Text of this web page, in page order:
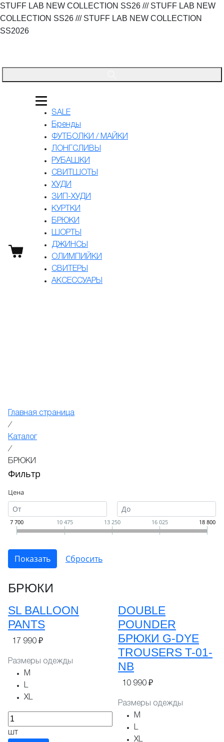
STUFF LAB NEW COLLECTION SS26 /// STUFF LAB NEW
COLLECTION SS26 /// STUFF LAB NEW COLLECTION
SS2026
SALE
Бренды
ФУТБОЛКИ / МАЙКИ
ЛОНГСЛИВЫ
РУБАШКИ
СВИТШОТЫ
ХУДИ
ЗИП-ХУДИ
КУРТКИ
БРЮКИ
ШОРТЫ
ДЖИНСЫ
ОЛИМПИЙКИ
СВИТЕРЫ
АКСЕССУАРЫ
Главная страница
/
Каталог
/
БРЮКИ
Фильтр
Цена
7 700 10 475 13 250 16 025 18 800
БРЮКИ
SL BALLOON
PANTS
17 990 ₽
Размеры одежды
M
L
XL
шт
DOUBLE
POUNDER
БРЮКИ G-DYE
TROUSERS T-01-
NB
10 990 ₽
Размеры одежды
M
L
XL